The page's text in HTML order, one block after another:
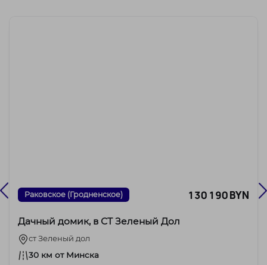
Раковское (Гродненское) 130 190 BYN
Дачный домик, в СТ Зеленый Дол
ст Зеленый дол
30 км от Минска